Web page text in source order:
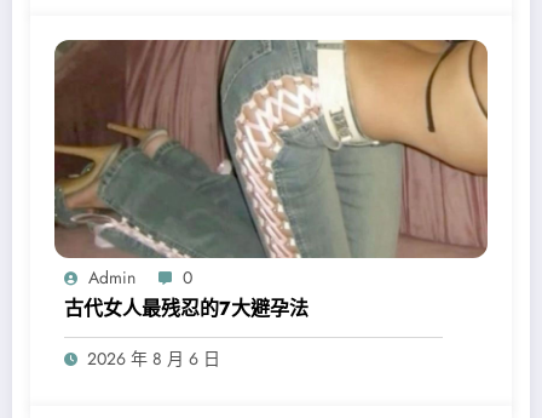
Admin 0
古代女人最残忍的7大避孕法
2026 年 8 月 6 日